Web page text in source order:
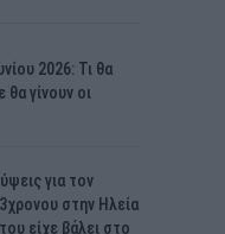
2026: Τι θα
θα γίνουν οι
για τον
στην Ηλεία
είχε βάλει στο